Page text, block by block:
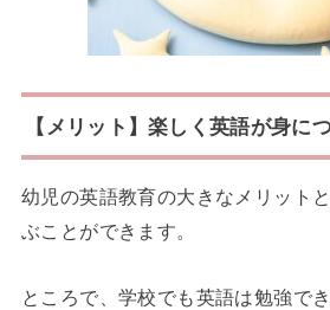
【メリット】楽しく英語が身に
幼児の英語教育の大きなメリットと
ぶことができます。
ところで、学校でも英語は勉強で